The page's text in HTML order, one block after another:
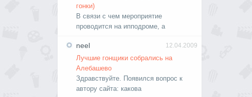
гонки)
В связи с чем мероприятие
проводится на ипподроме, а
12.04.2009
neel
Лучшие гонщики собрались на
Алебашево
Здравствуйте. Появился вопрос к
автору сайта: какова